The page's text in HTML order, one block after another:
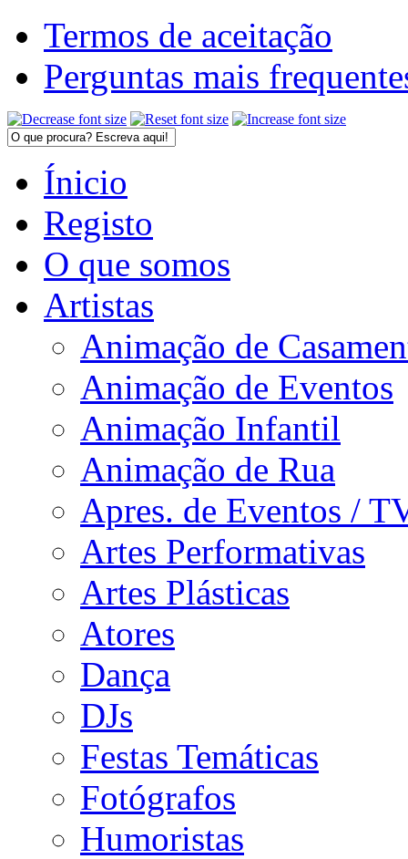
Termos de aceitação
Perguntas mais
Ínicio
Registo
O que somos
Artistas
Animação de
Animação de Eventos
Animação Infantil
Animação de Rua
Apres. de Eventos /
Artes Performativas
Artes Plásticas
Atores
Dança
DJs
Festas Temáticas
Fotógrafos
Humoristas